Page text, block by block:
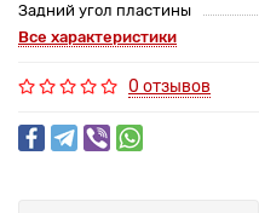
Задний угол пластины
Все характеристики
0 отзывов